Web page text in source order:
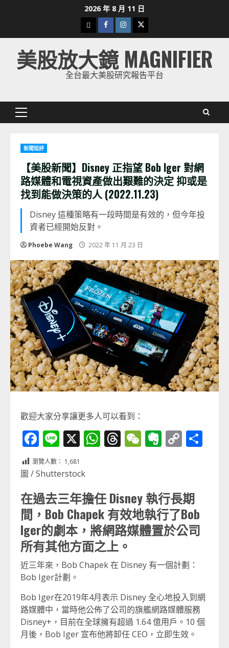
2026 年 8 月 11 日
下
載
美
股
Facebook
Instagram
Twitter
美股放大鏡 MAGNIFIER
全台最大美股研究報告平台
Primary
新聞短評
【美股新聞】Disney 正指望 Bob Iger 對網
路媒體和電視資產做出艱難的決定 抑或是
找到能做決策的人 (2022.11.23)
Disney 這種策略有一段時間是有效的，但今年投
資者已經開始反對。
Phoebe Wang 2022 年 11 月 23 日
歡迎大家分享讓更多人可以看到：
Facebook
Line
X WhatsApp
Threads
WeChat
Evernote
Copy
瀏覽人數： 1,681
圖 / Shutterstock
在過去三年擔任 Disney 執行長期
間，Bob Chapek 有效地執行了Bob
Iger的劇本，將網路媒體置於公司
所有其他方面之上。
近三年來，Bob Chapek 在 Disney 有一個計劃：
Bob Iger計劃。
Bob Iger在2019年4月表示 Disney 全心地投入到網
路媒體中，當時他公佈了公司的旗艦網路媒體服務
Disney+，目前在全球擁有超過 1.64 億用戶。10 個
月後，Bob Iger 宣布他將卸任 CEO，立即生效。